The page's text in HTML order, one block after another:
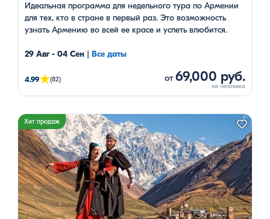
Идеальная программа для недельного тура по Армении
для тех, кто в стране в первый раз. Это возможность
узнать Армению во всей ее красе и успеть влюбится.
29 Авг - 04 Сен Все даты
4.99★(82) от69,000 руб.
Хит продаж